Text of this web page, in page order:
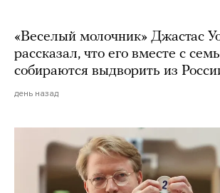
«Веселый молочник» Джастас
рассказал, что его вместе с
собираются выдворить из
день назад